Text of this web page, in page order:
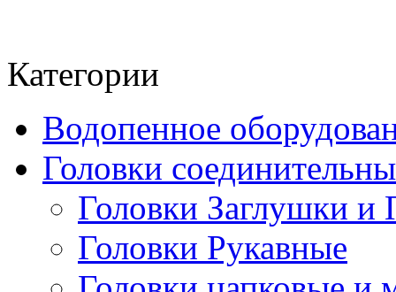
Категории
Водопенное
Головки
Головки Заглушки и
Головки Рукавные